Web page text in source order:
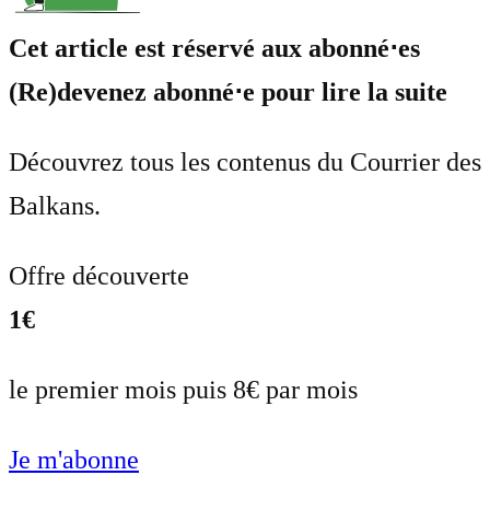
Cet article est réservé aux abonné⋅es
(Re)devenez abonné⋅e pour lire la suite
Découvrez tous les contenus du Courrier des
Balkans.
Offre découverte
1€
le premier mois puis 8€ par mois
Je m'abonne